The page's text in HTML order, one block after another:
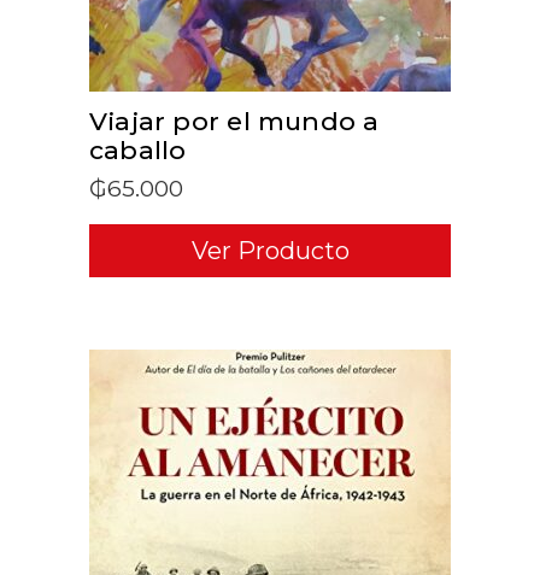
Viajar por el mundo a
caballo
₲65.000
Ver Producto